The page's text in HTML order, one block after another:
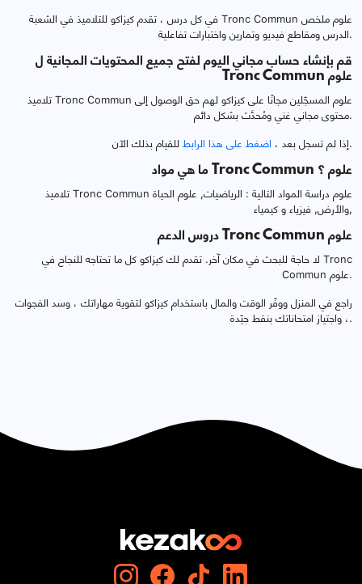
في كل درس ، تقدم كيزاكو للتلاميذ في الشعبة Tronc Commun علوم ملخص
الدرس ومقاطع فيديو وتمارين واختبارات تفاعلية.
قم بإنشاء حساب مجاني اليوم لفتح جميع المحتويات المجانية ل
Tronc Commun علوم
تلاميذ Tronc Commun علوم المسجّلين مجانًا على كيزاكو لهم حق الوصول إلى
محتوى مجاني غني ومُحدَّث بشكل دائم.
إذا لم تسجل بعد ، اضغط على هذا الرابط للقيام بذلك الآن.
ما هي مواد Tronc Commun علوم ؟
تلاميذ Tronc Commun علوم دراسة المواد التالية : الرياضيات, علوم الحياة
والأرض, فيزياء و كيمياء,
دروس الدعم Tronc Commun علوم
لا حاجة للبحث في مكان آخر. تقدم لك كيزاكو كل ما تحتاجه للنجاح في Tronc
Commun علوم.
راجع في المنزل ووفّر الوقت والمال باستخدام كيزاكو لتقوية مهاراتك ، وسد الفجوات
، واجتياز امتحاناتك بنقط جيّدة.